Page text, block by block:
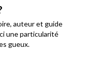
auteur et guide
une particularité
gueux.